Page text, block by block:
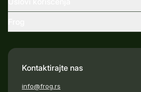
Kontaktirajte nas
info@frog.rs